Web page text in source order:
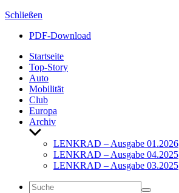
Schließen
PDF-Down­load
Start­seite
Top-Story
Auto
Mobi­lität
Club
Europa
Archiv
Untermenü
anzeigenLENKRAD – Ausgabe 01.2026
LENKRAD – Ausgabe 04.2025
LENKRAD – Ausgabe 03.2025